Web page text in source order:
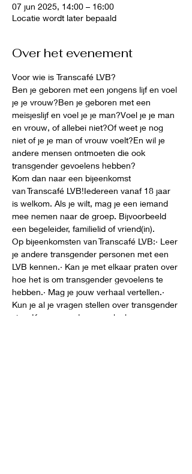
07 jun 2025, 14:00 – 16:00
Locatie wordt later bepaald
Over het evenement
Voor wie is Transcafé LVB?
Ben je geboren met een jongens lijf en voel
je je vrouw?Ben je geboren met een
meisjeslijf en voel je je man?Voel je je man
en vrouw, of allebei niet?Of weet je nog
niet of je je man of vrouw voelt?En wil je
andere mensen ontmoeten die ook
transgender gevoelens hebben?
Kom dan naar een bijeenkomst
van Transcafé LVB!Iedereen vanaf 18 jaar
is welkom. Als je wilt, mag je een iemand
mee nemen naar de groep. Bijvoorbeeld
een begeleider, familielid of vriend(in).
Op bijeenkomsten van Transcafé LVB:· Leer
je andere transgender personen met een
LVB kennen.· Kan je met elkaar praten over
hoe het is om transgender gevoelens te
hebben.· Mag je jouw verhaal vertellen.·
Kun je al je vragen stellen over transgender
zijn.· Kan je meedoen aan leuke